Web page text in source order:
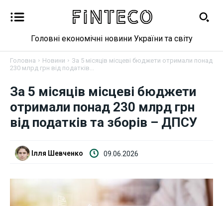
Новини
Бізнес
Криптовалюта
Головні економічні новини України та світу
Головна Новини
За 5 місяців місцеві бюджети отримали понад
230 млрд грн від податків...
За 5 місяців місцеві бюджети
отримали понад 230 млрд грн
від податків та зборів – ДПСУ
Ілля Шевченко 09.06.2026